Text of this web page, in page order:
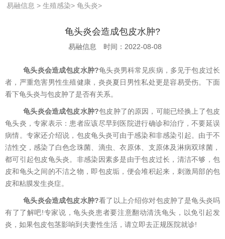
易融信息 >生殖感染>龟头炎>
龟头炎会造成包皮水肿?
易融信息 时间：2022-08-08
龟头炎会造成包皮水肿?龟头炎男科常见疾病，多见于包皮过长
者，严重危害男性生殖健康，炎炎夏日男性私处更是容易受伤。下面
看下龟头炎与包皮肿了是否有关系。
龟头炎会造成包皮水肿?包皮肿了的原因，可能已经换上了包皮
龟头炎，专家表示：患者应该尽早到医院进行确诊和治疗，不要延误
病情。专家还介绍说，包皮龟头炎可由于感染和非感染引起。由于不
洁性交，感染了白色念珠菌、滴虫、衣原体、支原体及淋病双球菌，
都可引起包皮龟头炎。非感染因素多是由于包皮过长，清洁不够，包
皮和龟头之间的不洁之物，即包皮垢，便会堆积起来，刺激局部的包
皮和粘膜发生炎症。
龟头炎会造成包皮水肿?看了以上介绍你对包皮肿了是龟头炎吗
有了了解吧!专家说，龟头炎患者要注意翻动清洗龟头，以免引起发
炎，如果包皮包茎影响到夫妻性生活，请立即去正规医院就诊!